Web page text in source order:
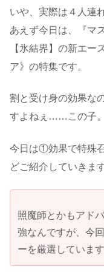
いや、実際は４人連
あえず今日は、『マ
【氷結界】の新エー
ア》の特集です。
割と受け身の効果な
すよねぇ……この子。
今日は①効果で特殊
どご紹介していきます
照魔師とかもアド
強なんですが、今
ーを厳選していま